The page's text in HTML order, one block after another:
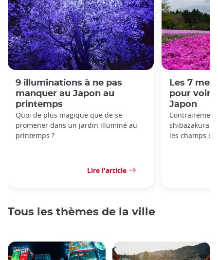
9 illuminations à ne pas
manquer au Japon au
printemps
Quoi de plus magique que de se
promener dans un jardin illuminé au
printemps ?
Lire l'article
Les 7
pour voir
Japon
shibazakura
les champs
Tous les thèmes de la ville